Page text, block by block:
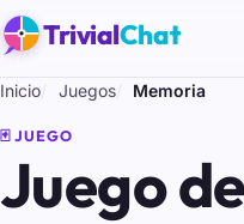
TrivialChat
Inicio Juegos Memoria
🃏 JUEGO
Juego